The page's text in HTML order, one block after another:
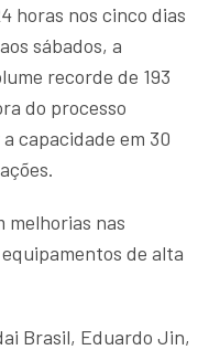
horas nos cinco dias
sábados, a
recorde de 193
do processo
capacidade em 30
melhorias nas
de alta
Brasil, Eduardo Jin,